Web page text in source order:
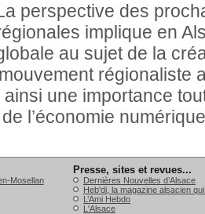
perspective des
implique en
au sujet de la
régionaliste
ainsi une importance
l’économie
Mosellan
Presse, sites et revues...
Dernières Nouvelles d’Alsace
Heb'di, la magazine alsacien
L’Ami Hebdo
L'Alsace